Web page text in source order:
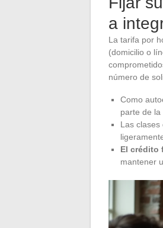
a
La tarifa por
(domicilio o
número de
Como
parte de
Las
El crédito
mantener